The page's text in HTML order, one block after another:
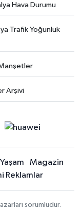
Hava Durumu
Trafik Yoğunluk
Arşivi
Yaşam
Magazin
Reklamlar
sorumludur.